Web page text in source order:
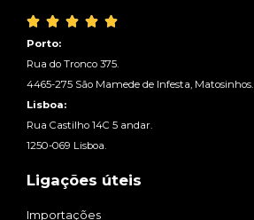
    
Porto:
Rua do Tronco 375.
4465-275 São Mamede de Infesta, Matosinhos.
Lisboa:
Rua Castilho 14C 5 andar.
1250-069 Lisboa.
Ligações úteis
Importações